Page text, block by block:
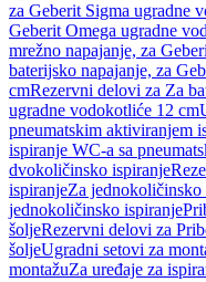
za Geberit Sigma ugradne
Geberit Omega ugradne
mrežno napajanje, za
baterijsko napajanje, za
cmRezervni delovi za Za
ugradne vodokotliće 12 cm
pneumatskim aktiviranjem
ispiranje WC-a sa
dvokoličinsko ispiranje
ispiranjeZa jednokoličinsko
jednokoličinsko ispiranje
šoljeRezervni delovi za
šoljeUgradni setovi za
montažuZa uređaje za